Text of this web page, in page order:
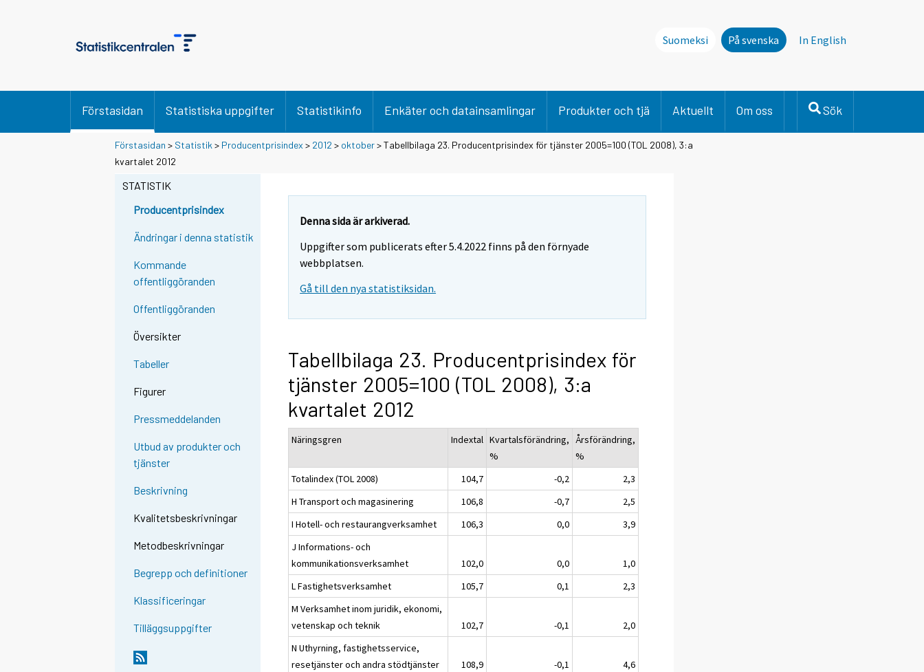
Suomeksi På svenska In English
Förstasidan Statistiska uppgifter Statistikinfo Enkäter och datainsamlingar Produkter och tjä Aktuellt Om oss Sök
Förstasidan > Statistik > Producentprisindex > 2012 > oktober> Tabellbilaga 23. Producentprisindex för tjänster 2005=100 (TOL 2008), 3:a
kvartalet 2012
STATISTIK
Producentprisindex
Ändringar i denna statistik
Kommande
offentliggöranden
Offentliggöranden
Översikter
Tabeller
Figurer
Pressmeddelanden
Utbud av produkter och
tjänster
Beskrivning
Kvalitetsbeskrivningar
Metodbeskrivningar
Begrepp och definitioner
Klassificeringar
Tilläggsuppgifter
Denna sida är arkiverad.
Uppgifter som publicerats efter 5.4.2022 finns på den förnyade
webbplatsen.
Gå till den nya statistiksidan.
Tabellbilaga 23. Producentprisindex för
tjänster 2005=100 (TOL 2008), 3:a
kvartalet 2012
Näringsgren Indextal Kvartalsförändring,
%
Årsförändring,
%
Totalindex (TOL 2008)
104,7 -0,2
2,3
H Transport och magasinering
106,8 -0,7
2,5
I Hotell- och restaurangverksamhet
106,3 0,0
3,9
J Informations- och
kommunikationsverksamhet
102,0 0,0
1,0
L Fastighetsverksamhet
105,7 0,1
2,3
M Verksamhet inom juridik, ekonomi,
vetenskap och teknik
102,7 -0,1
2,0
N Uthyrning, fastighetsservice,
resetjänster och andra stödtjänster
108,9 -0,1
4,6